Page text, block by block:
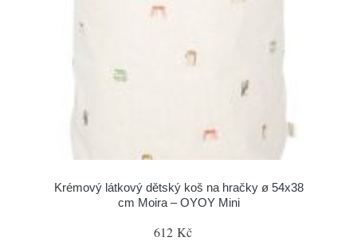
Krémový látkový dětský koš na hračky ø 54x38
cm Moira – OYOY Mini
612 Kč